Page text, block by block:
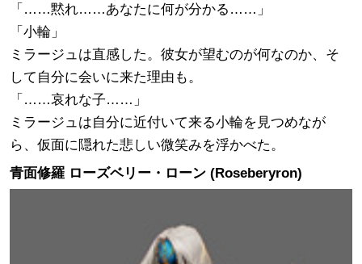
「……黙れ……あなたに何が分かる……」
「小輪」
ミラージュは直感した。彼女が望むのが何なのか、そ
して自分に会いに来た理由も。
「……哀れな子……」
ミラージュは自分に近付いて来る小輪を見つめなが
ら、仮面に隠れた悲しい微笑みを浮かべた。
青面修羅 ローズベリー・ローン (Roseberyron)